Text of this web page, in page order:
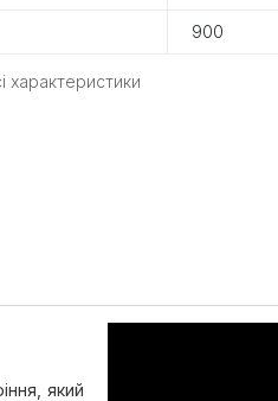
900
характеристики
який